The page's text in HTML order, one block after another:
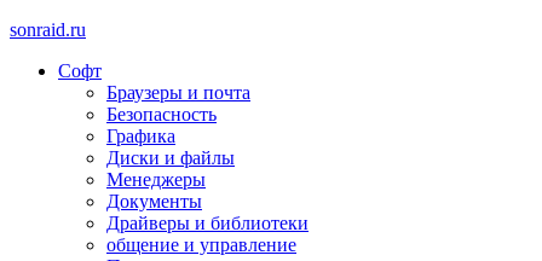
sonraid.ru
Скачивай программы, мини игры
Софт
Браузеры и почта
Безопасность
Графика
Диски и файлы
Менеджеры
Документы
Драйверы и библиотеки
общение и управление